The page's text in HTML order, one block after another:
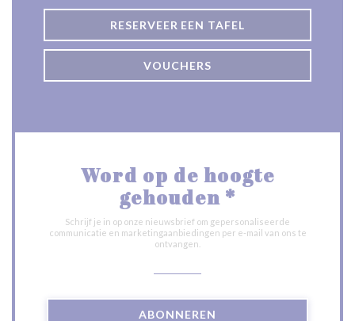
RESERVEER EEN TAFEL
VOUCHERS
Word op de hoogte
gehouden *
Schrijf je in op onze nieuwsbrief om gepersonaliseerde
communicatie en marketingaanbiedingen per e-mail van ons te
ontvangen.
ABONNEREN